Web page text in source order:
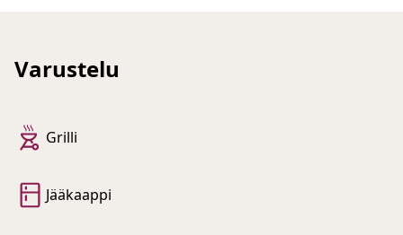
Varustelu
Grilli
Jääkaappi